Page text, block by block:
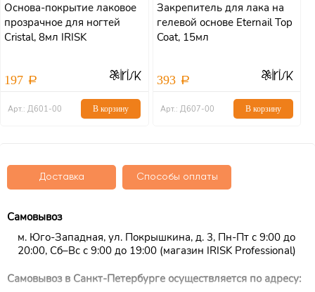
Основа-покрытие лаковое
прозрачное для ногтей
Cristal, 8мл IRISK
197
Арт.: Д601-00 В корзину
Закрепитель для лака на
гелевой основе Eternail Top
Coat, 15мл
393
Арт.: Д607-00 В корзину
Доставка Способы оплаты
Самовывоз
м. Юго-Западная, ул. Покрышкина, д. 3, Пн-Пт с 9:00 до
20:00, Сб–Вс с 9:00 до 19:00 (магазин IRISK Professional)
Самовывоз в Санкт-Петербурге осуществляется по адресу: